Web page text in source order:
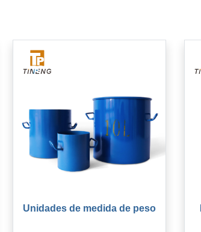
Unidades de medida de peso